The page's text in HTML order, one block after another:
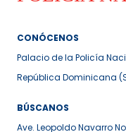
CONÓCENOS
Palacio de la Policía
República Dominicana
BÚSCANOS
Ave. Leopoldo Navarro